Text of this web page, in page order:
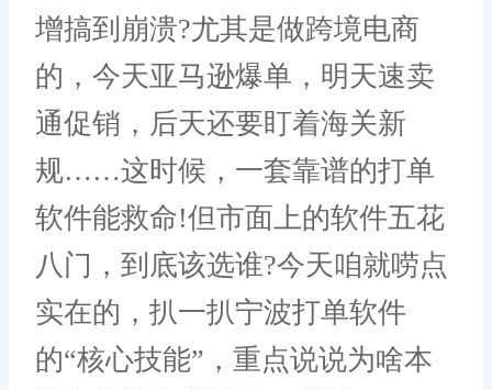
增搞到崩溃?尤其是做跨境电商
的，今天亚马逊爆单，明天速卖
通促销，后天还要盯着海关新
规……这时候，一套靠谱的打单
软件能救命!但市面上的软件五花
八门，到底该选谁?今天咱就唠点
实在的，扒一扒宁波打单软件
的“核心技能”，重点说说为啥本